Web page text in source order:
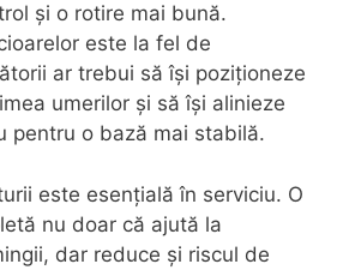
și o rotire mai bună.
este la fel de
ar trebui să își poziționeze
umerilor și să își alinieze
pentru o bază mai stabilă.
este esențială în serviciu. O
nu doar că ajută la
dar reduce și riscul de